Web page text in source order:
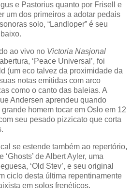
e Pastorius quanto por Frisell e
um dos primeiros a adotar pedais
solo, “Landloper” é seu
ao vivo no Victoria Nasjonal
‘Peace Universal’, foi
(um eco talvez da proximidade da
notas emitidas com arco
como o canto das baleias. A
Andersen aprendeu quando
homem tocar em Oslo em 12
seu pesado pizzicato que corta
se estende também ao repertório,
‘Ghosts’ de Albert Ayler, uma
‘Old Stev’, e seu original
ciclo desta última repentinamente
em solos frenéticos.